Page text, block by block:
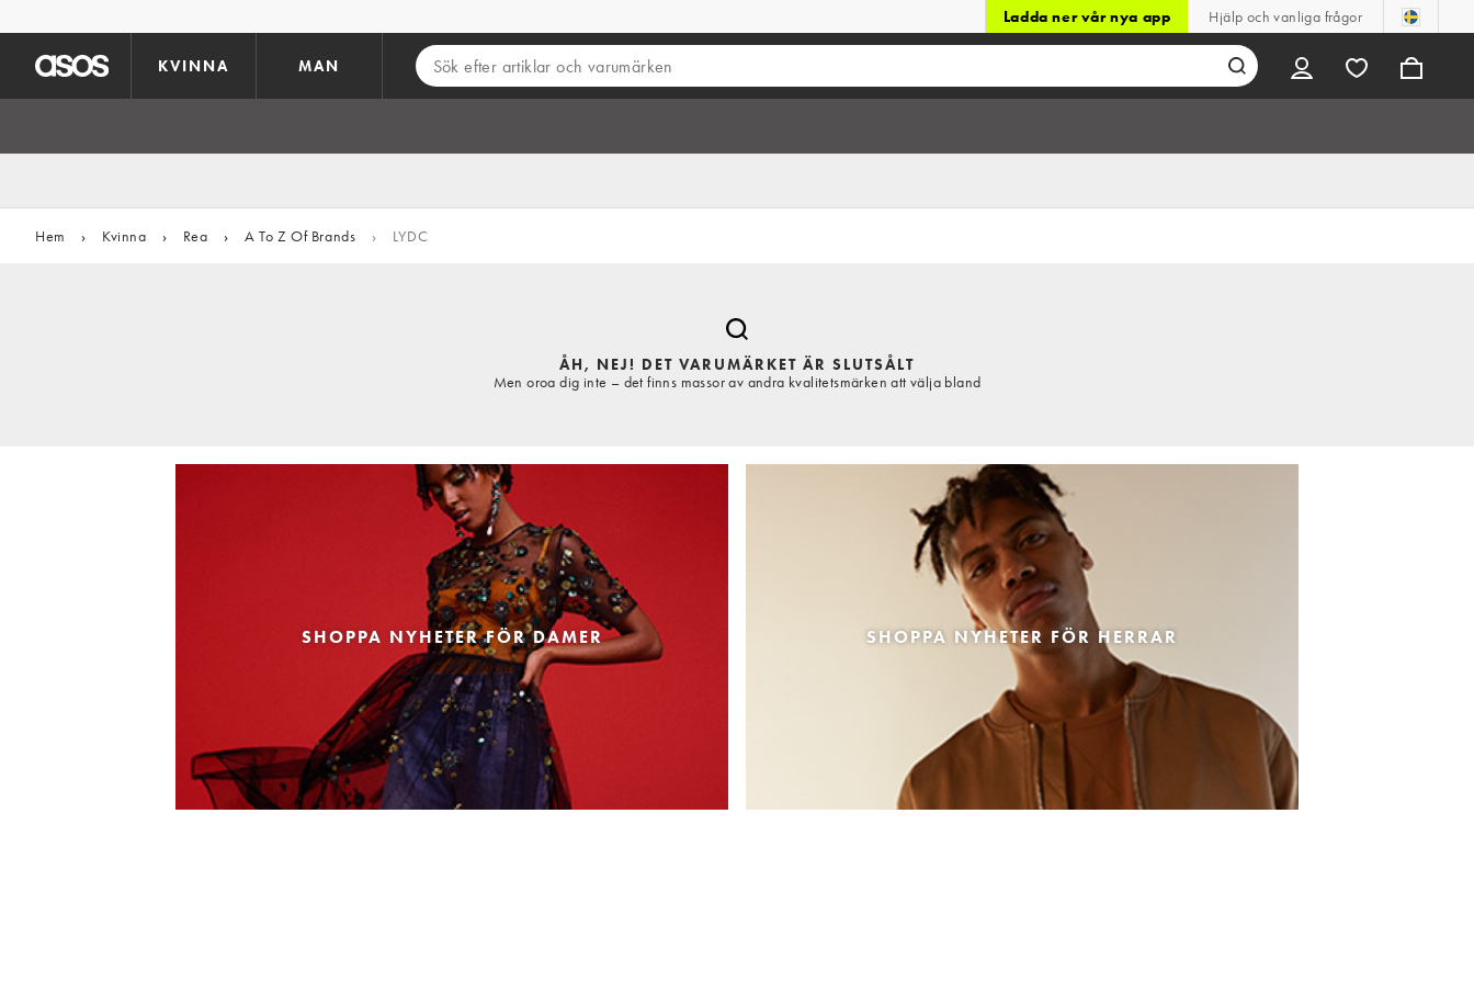
Ladda ner vår nya app Hjälp och vanliga frågor
KVINNA MAN
Hem › Kvinna › Rea › A To Z Of Brands › LYDC
ÅH, NEJ! DET VARUMÄRKET ÄR SLUTSÅLT
Men oroa dig inte – det finns massor av andra kvalitetsmärken att välja bland
SHOPPA NYHETER FÖR DAMER SHOPPA NYHETER FÖR HERRAR